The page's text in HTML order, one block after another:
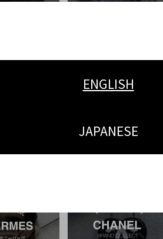
ENGLISH
JAPANESE
2025年03月07日